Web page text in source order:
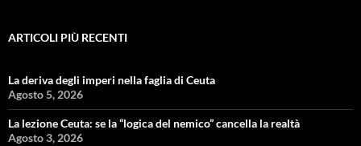
ARTICOLI PIÙ RECENTI
La deriva degli imperi nella faglia di Ceuta
Agosto 5, 2026
La lezione Ceuta: se la “logica del nemico” cancella la realtà
Agosto 3, 2026